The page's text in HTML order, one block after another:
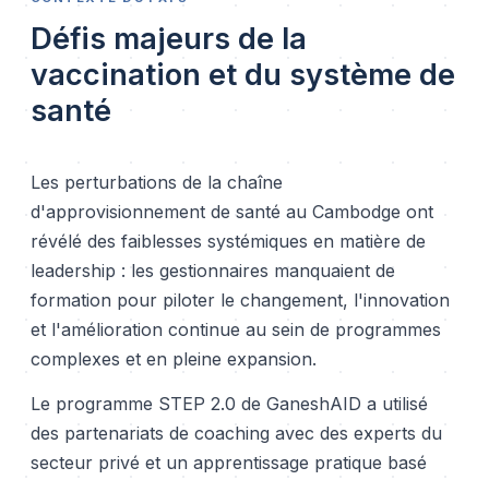
Défis majeurs de la
vaccination et du système de
santé
Les perturbations de la chaîne
d'approvisionnement de santé au Cambodge ont
révélé des faiblesses systémiques en matière de
leadership : les gestionnaires manquaient de
formation pour piloter le changement, l'innovation
et l'amélioration continue au sein de programmes
complexes et en pleine expansion.
Le programme STEP 2.0 de GaneshAID a utilisé
des partenariats de coaching avec des experts du
secteur privé et un apprentissage pratique basé